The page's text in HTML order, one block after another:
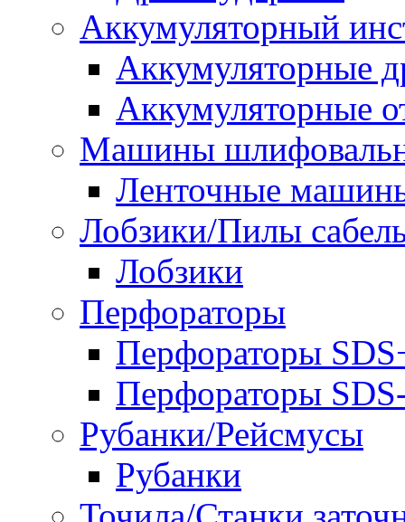
Аккумуляторный
Аккумуляторные
Аккумуляторные
Машины
Ленточные
Лобзики/Пилы
Лобзики
Перфораторы
Перфораторы
Перфораторы
Рубанки/Рейсмусы
Рубанки